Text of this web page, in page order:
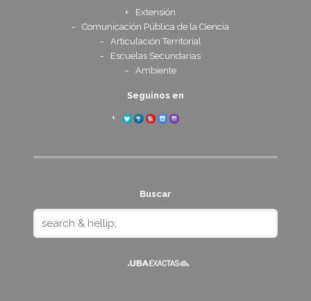
Extensión
Comunicación Pública de la Ciencia
Articulación Territorial
Escuelas Secundarias
Ambiente
Seguinos en
Buscar